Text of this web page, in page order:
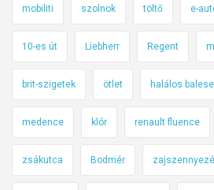
mobiliti szolnok töltő e-
10-es út Liebherr Regent
brit-szigetek ötlet halálos
medence klór renault fluence
zsákutca Bodmér